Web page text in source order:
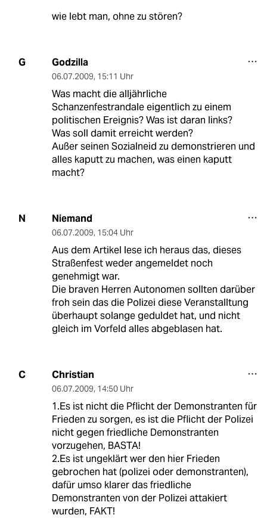
wie lebt man, ohne zu stören?
G Godzilla
06.07.2009, 15:11 Uhr
Was macht die alljährliche
Schanzenfestrandale eigentlich zu einem
politischen Ereignis? Was ist daran links?
Was soll damit erreicht werden?
Außer seinen Sozialneid zu demonstrieren und
alles kaputt zu machen, was einen kaputt
macht?
N Niemand
06.07.2009, 15:04 Uhr
Aus dem Artikel lese ich heraus das, dieses
Straßenfest weder angemeldet noch
genehmigt war.
Die braven Herren Autonomen sollten darüber
froh sein das die Polizei diese Veranstalltung
überhaupt solange geduldet hat, und nicht
gleich im Vorfeld alles abgeblasen hat.
C Christian
06.07.2009, 14:50 Uhr
1.Es ist nicht die Pflicht der Demonstranten für
Frieden zu sorgen, es ist die Pflicht der Polizei
nicht gegen friedliche Demonstranten
vorzugehen, BASTA!
2.Es ist ungeklärt wer den hier Frieden
gebrochen hat (polizei oder demonstranten),
dafür umso klarer das friedliche
Demonstranten von der Polizei attakiert
wurden, FAKT!